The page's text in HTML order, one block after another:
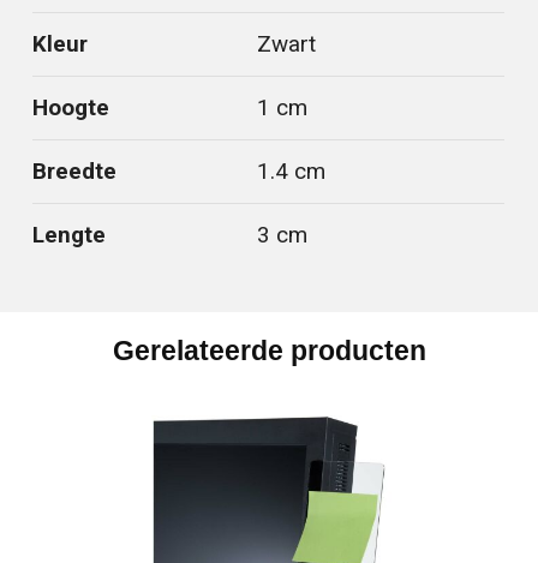
Kleur Zwart
Hoogte 1 cm
Breedte 1.4 cm
Lengte 3 cm
Gerelateerde producten